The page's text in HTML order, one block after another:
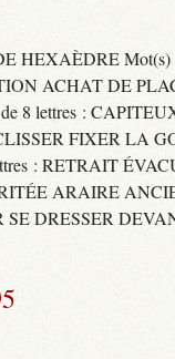
HEXAÈDRE Mot(s)
ACHAT DE
8 lettres :
FIXER LA
: RETRAIT
ARAIRE
DRESSER